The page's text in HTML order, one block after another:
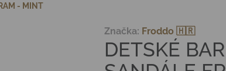
- MINT
DETSKÉ
Značka: Froddo 🇭🇷